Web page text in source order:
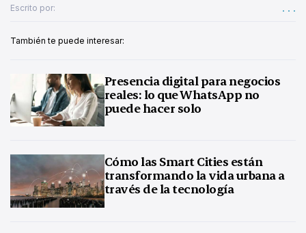
Escrito por: . . .
También te puede interesar:
Presencia digital para negocios
reales: lo que WhatsApp no
puede hacer solo
Cómo las Smart Cities están
transformando la vida urbana a
través de la tecnología